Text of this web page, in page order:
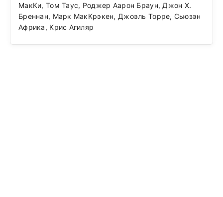
МакКи, Том Таус, Роджер Аарон Браун, Джон Х.
Бреннан, Марк МакКрэкен, Джоэль Торре, Сьюзэн
Африка, Крис Агиляр